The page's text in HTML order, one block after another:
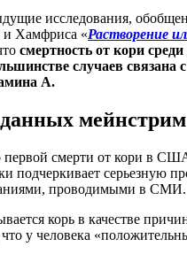
исследования,
и Хамфриса «Растворение
смертность от кори среди
случаев связана
А.
мейнстрим
первой смерти от кори в
подчеркивает серьезную
проводимыми в СМИ.
корь в качестве
у человека